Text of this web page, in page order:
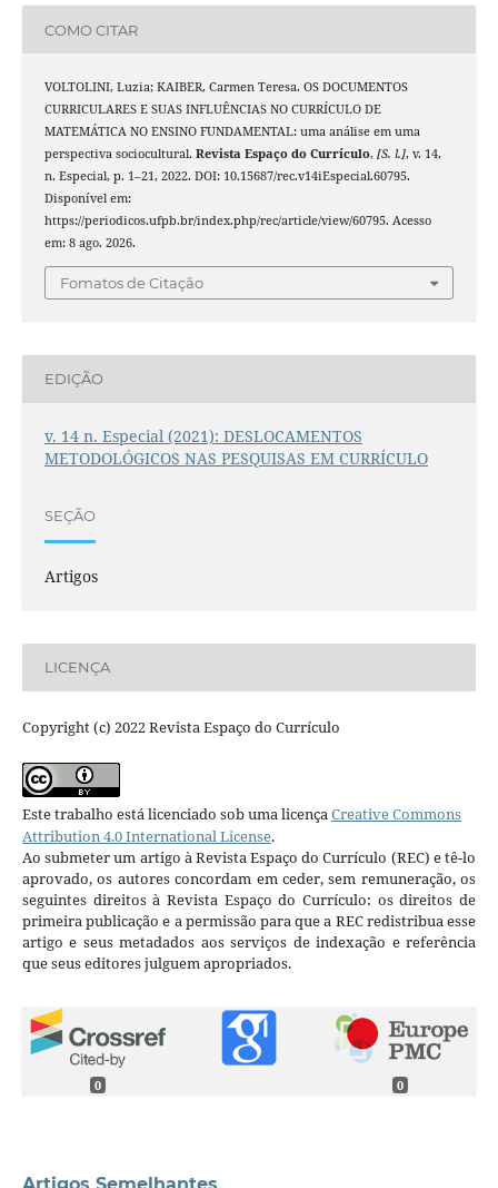
COMO CITAR
VOLTOLINI, Luzia; KAIBER, Carmen Teresa. OS DOCUMENTOS
CURRICULARES E SUAS INFLUÊNCIAS NO CURRÍCULO DE
MATEMÁTICA NO ENSINO FUNDAMENTAL: uma análise em uma
perspectiva sociocultural. Revista Espaço do Currículo, [S. l.], v. 14,
n. Especial, p. 1–21, 2022. DOI: 10.15687/rec.v14iEspecial.60795.
Disponível em:
https://periodicos.ufpb.br/index.php/rec/article/view/60795. Acesso
em: 8 ago. 2026.
Fomatos de Citação
EDIÇÃO
v. 14 n. Especial (2021): DESLOCAMENTOS
METODOLÓGICOS NAS PESQUISAS EM CURRÍCULO
SEÇÃO
Artigos
LICENÇA
Copyright (c) 2022 Revista Espaço do Currículo
Este trabalho está licenciado sob uma licençaCreative Commons
Attribution 4.0 International License.
Ao submeter um artigo à Revista Espaço do Currículo (REC) e tê-lo
aprovado, os autores concordam em ceder, sem remuneração, os
seguintes direitos à Revista Espaço do Currículo: os direitos de
primeira publicação e a permissão para que a REC redistribua esse
artigo e seus metadados aos serviços de indexação e referência
que seus editores julguem apropriados.
0 0
Artigos Semelhantes